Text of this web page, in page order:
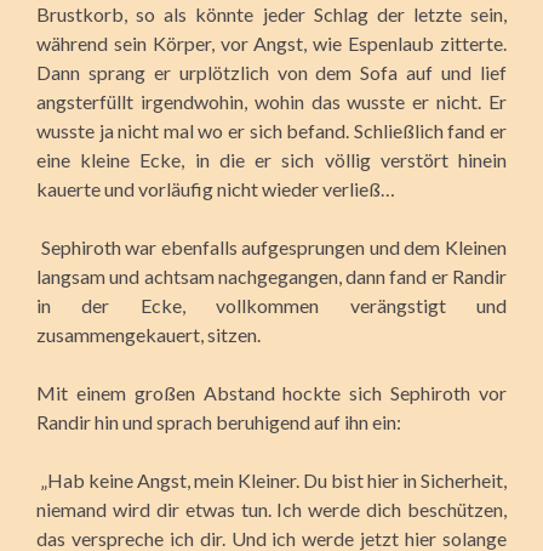
Brustkorb, so als könnte jeder Schlag der letzte sein,
während sein Körper, vor Angst, wie Espenlaub zitterte.
Dann sprang er urplötzlich von dem Sofa auf und lief
angsterfüllt irgendwohin, wohin das wusste er nicht. Er
wusste ja nicht mal wo er sich befand. Schließlich fand er
eine kleine Ecke, in die er sich völlig verstört hinein
kauerte und vorläufig nicht wieder verließ…
Sephiroth war ebenfalls aufgesprungen und dem Kleinen
langsam und achtsam nachgegangen, dann fand er Randir
in der Ecke, vollkommen verängstigt und
zusammengekauert, sitzen.
Mit einem großen Abstand hockte sich Sephiroth vor
Randir hin und sprach beruhigend auf ihn ein:
„Hab keine Angst, mein Kleiner. Du bist hier in Sicherheit,
niemand wird dir etwas tun. Ich werde dich beschützen,
das verspreche ich dir. Und ich werde jetzt hier solange